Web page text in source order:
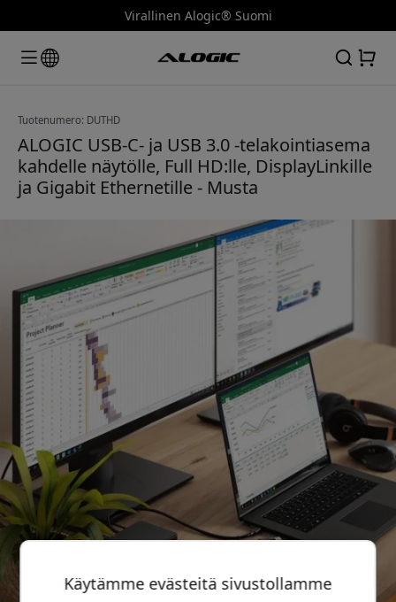
Virallinen Alogic® Suomi
Tuotenumero: DUTHD
ALOGIC USB-C- ja USB 3.0 -telakointiasema
kahdelle näytölle, Full HD:lle, DisplayLinkille
ja Gigabit Ethernetille - Musta
Käytämme evästeitä sivustollamme